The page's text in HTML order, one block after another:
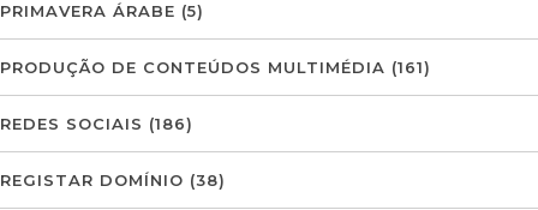
PRIMAVERA ÁRABE (5)
PRODUÇÃO DE CONTEÚDOS MULTIMÉDIA (161)
REDES SOCIAIS (186)
REGISTAR DOMÍNIO (38)